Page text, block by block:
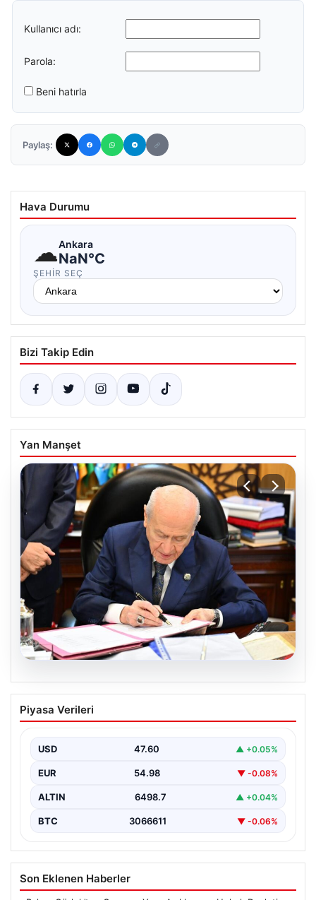
Kullanıcı adı:
Parola:
Beni hatırla
Paylaş:
Hava Durumu
☁Ankara
NaN°C
ŞEHIR SEÇ
Bizi Takip Edin
Yan Manşet
05.08.2026
Bahçeli’den çerçeve yasa açıklaması:
Bin yıllık kardeşliğimiz tescillendi
Piyasa Verileri
USD 47.60 ▲ +0.05%
EUR 54.98 ▼ -0.08%
ALTIN 6498.7 ▲ +0.04%
BTC 3066611 ▼ -0.06%
Son Eklenen Haberler